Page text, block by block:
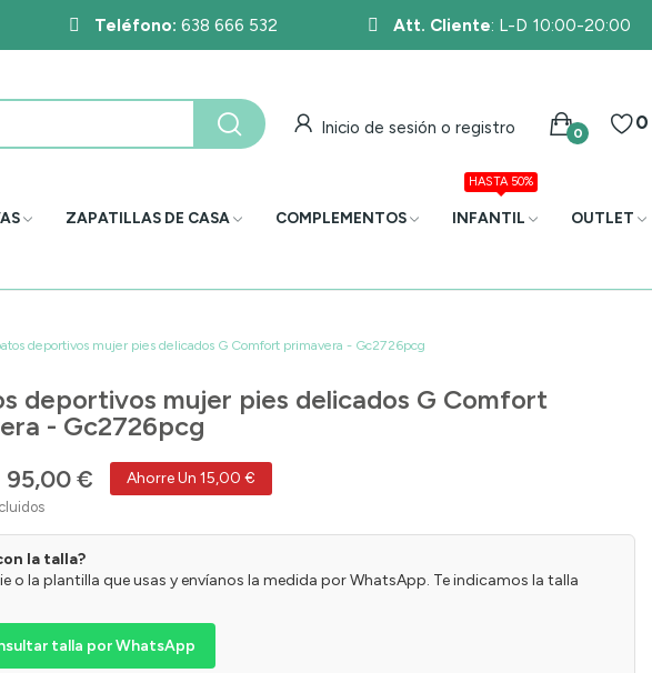
Teléfono: 638 666 532 Att. Cliente: L-D 10:00-20:00
Inicio de sesión o registro 0 0
ZAPATILLAS DE CASA COMPLEMENTOS INFANTIL
HASTA 50%
OUTLET
deportivos mujer pies delicados G Comfort primavera - Gc2726pcg
deportivos mujer pies delicados G Comfort
- Gc2726pcg
95,00 € Ahorre Un 15,00 €
la talla?
o la plantilla que usas y envíanos la medida por WhatsApp. Te indicamos la talla
talla por WhatsApp